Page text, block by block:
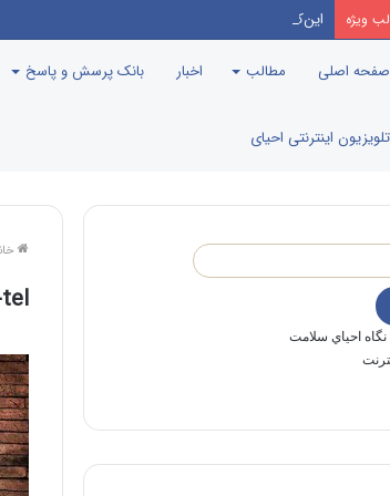
ویژه این‌که مرندی رو بیارن صدا‌ و سیما، برنامه جوانی
صفحه اصلی مطالب اخبار بانک پرسش و پاسخ
تلویزیون اینترنتی احیای
احياي سلامت